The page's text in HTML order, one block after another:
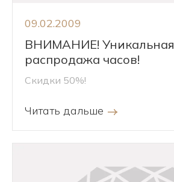
09.02.2009
ВНИМАНИЕ! Уникальная
распродажа часов!
Скидки 50%!
Читать дальше